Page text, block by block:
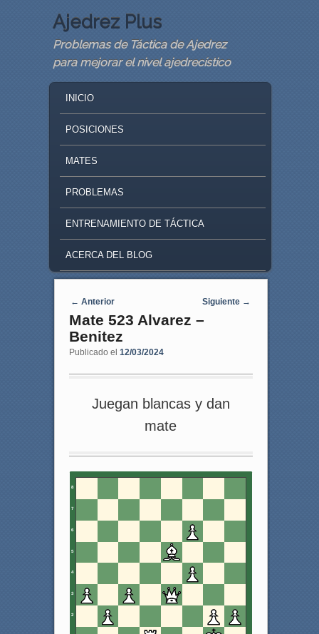
Ajedrez Plus
Problemas de Táctica de Ajedrez
para mejorar el nivel ajedrecístico
SKIP TO PRIMARY CONTENT
SKIP TO SECONDARY CONTENT
INICIO
POSICIONES
MATES
PROBLEMAS
ENTRENAMIENTO DE TÁCTICA
ACERCA DEL BLOG
Navegaci�n de entradas
← Anterior Siguiente →
Mate 523 Alvarez –
Benitez
Publicado el 12/03/2024
Juegan blancas y dan
mate
8
7
6
5
4
3
2